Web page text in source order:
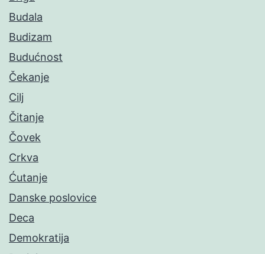
Budala
Budizam
Budućnost
Čekanje
Cilj
Čitanje
Čovek
Crkva
Ćutanje
Danske poslovice
Deca
Demokratija